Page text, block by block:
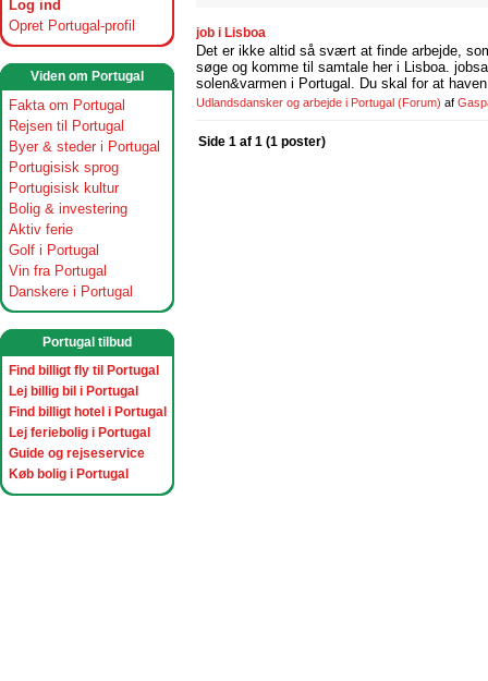
Log ind
Opret Portugal-profil
Viden om Portugal
Fakta om Portugal
Rejsen til Portugal
Byer & steder i Portugal
Portugisisk sprog
Portugisisk kultur
Bolig & investering
Aktiv ferie
Golf i Portugal
Vin fra Portugal
Danskere i Portugal
Portugal tilbud
Find billigt fly til Portugal
Lej billig bil i Portugal
Find billigt hotel i Portugal
Lej feriebolig i Portugal
Guide og rejseservice
Køb bolig i Portugal
job i Lisboa
Det er ikke altid så svært at finde arbejde,
søge og komme til samtale her i Lisboa.
solen&varmen i Portugal. Du skal for at
Udlandsdansker og arbejde i Portugal (Forum) af
Side 1 af 1 (1 poster)